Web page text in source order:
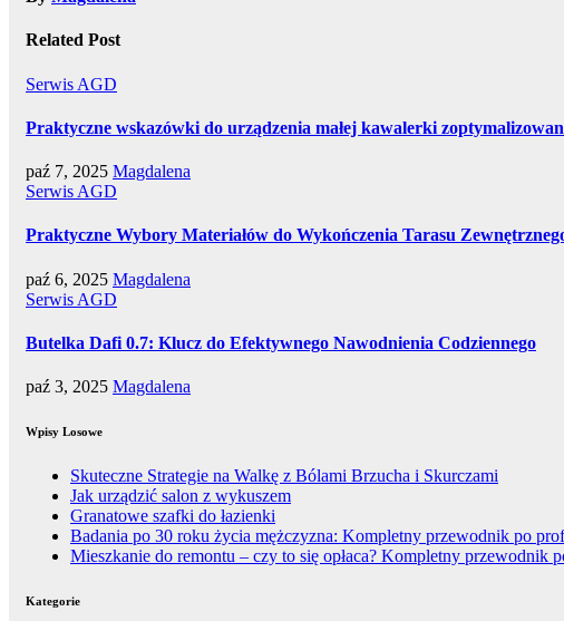
Related Post
Serwis AGD
Praktyczne wskazówki do urządzenia małej kawalerki
paź 7, 2025 Magdalena
Serwis AGD
Praktyczne Wybory Materiałów do Wykończenia Tarasu
paź 6, 2025 Magdalena
Serwis AGD
Butelka Dafi 0.7: Klucz do Efektywnego Nawodnienia Codziennego
paź 3, 2025 Magdalena
Wpisy Losowe
Skuteczne Strategie na Walkę z Bólami Brzucha i Skurczami
Jak urządzić salon z wykuszem
Granatowe szafki do łazienki
Badania po 30 roku życia mężczyzna: Kompletny przewodnik po
Mieszkanie do remontu – czy to się opłaca? Kompletny przewodnik
Kategorie